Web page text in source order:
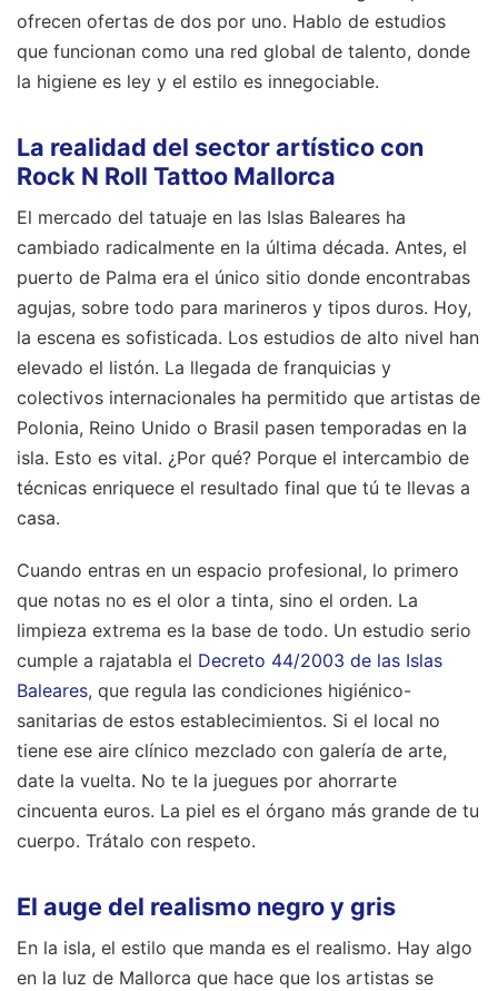
ofrecen ofertas de dos por uno. Hablo de estudios
que funcionan como una red global de talento, donde
la higiene es ley y el estilo es innegociable.
La realidad del sector artístico con
Rock N Roll Tattoo Mallorca
El mercado del tatuaje en las Islas Baleares ha
cambiado radicalmente en la última década. Antes, el
puerto de Palma era el único sitio donde encontrabas
agujas, sobre todo para marineros y tipos duros. Hoy,
la escena es sofisticada. Los estudios de alto nivel han
elevado el listón. La llegada de franquicias y
colectivos internacionales ha permitido que artistas de
Polonia, Reino Unido o Brasil pasen temporadas en la
isla. Esto es vital. ¿Por qué? Porque el intercambio de
técnicas enriquece el resultado final que tú te llevas a
casa.
Cuando entras en un espacio profesional, lo primero
que notas no es el olor a tinta, sino el orden. La
limpieza extrema es la base de todo. Un estudio serio
cumple a rajatabla el Decreto 44/2003 de las Islas
Baleares, que regula las condiciones higiénico-
sanitarias de estos establecimientos. Si el local no
tiene ese aire clínico mezclado con galería de arte,
date la vuelta. No te la juegues por ahorrarte
cincuenta euros. La piel es el órgano más grande de tu
cuerpo. Trátalo con respeto.
El auge del realismo negro y gris
En la isla, el estilo que manda es el realismo. Hay algo
en la luz de Mallorca que hace que los artistas se